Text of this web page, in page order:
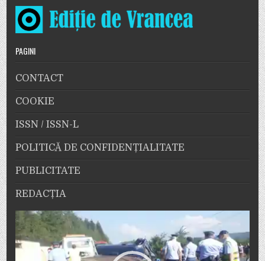
PAGINI
CONTACT
COOKIE
ISSN / ISSN-L
POLITICĂ DE CONFIDENȚIALITATE
PUBLICITATE
REDACȚIA
Player
video